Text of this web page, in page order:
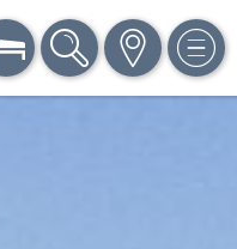
BUCHEN SUCHE KARTE MENÜ